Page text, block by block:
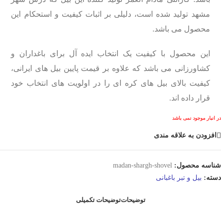
مشهد تولید شده است، دلیلی بر اثبات کیفیت و استحکام این
محصول می باشد.
این محصول با کیفیت یک انتخاب ایده آل برای باغداران و
کشاورزانی می باشد که علاوه بر قیمت پایین بیل های ایرانی،
کیفیت بالای بیل های کره ای را در اولویت های انتخاب خود
قرار داده اند.
در انبار موجود نمی باشد
افزودن به علاقه مندی
شناسه محصول: madan-shargh-shovel
دسته: بیل و تبر باغبانی
توضیحاتتوضیحات تکمیلی